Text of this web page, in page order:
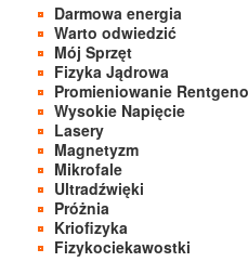
Darmowa energia
Warto odwiedzić
Mój Sprzęt
Fizyka Jądrowa
Promieniowanie
Wysokie Napięcie
Lasery
Magnetyzm
Mikrofale
Ultradźwięki
Próżnia
Kriofizyka
Fizykociekawostki